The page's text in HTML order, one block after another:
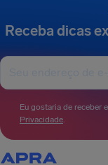
Receba dicas
Eu gostaria de receber
Privacidade